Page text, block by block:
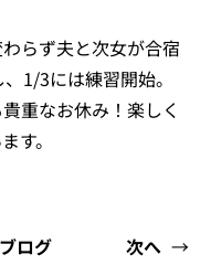
らず夫と次女が合宿
1/3には練習開始。
重なお休み！楽しく
す。
ログ 次へ →